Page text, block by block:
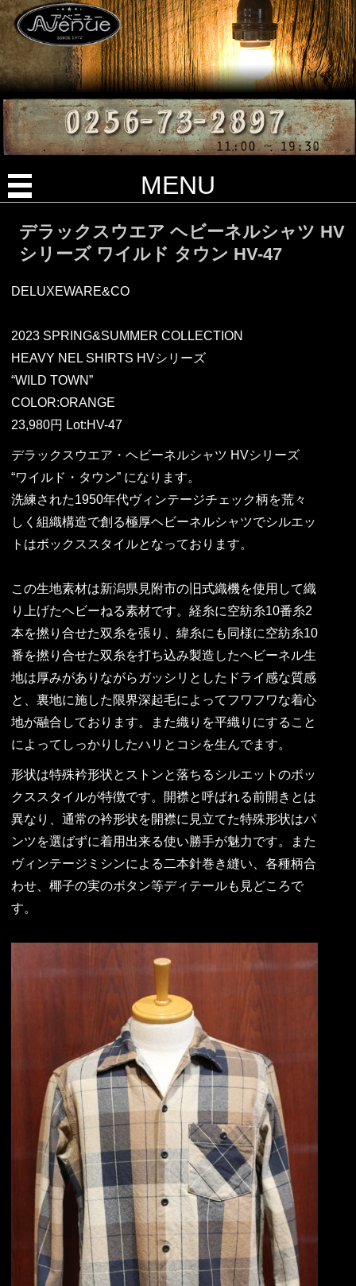
MENU
デラックスウエア ヘビーネルシャツ HV
シリーズ ワイルド タウン HV-47
DELUXEWARE&CO
2023 SPRING&SUMMER COLLECTION
HEAVY NEL SHIRTS HVシリーズ
“WILD TOWN”
COLOR:ORANGE
23,980円 Lot:HV-47
デラックスウエア・ヘビーネルシャツ HVシリーズ
“ワイルド・タウン” になります。
洗練された1950年代ヴィンテージチェック柄を荒々
しく組織構造で創る極厚ヘビーネルシャツでシルエッ
トはボックススタイルとなっております。
この生地素材は新潟県見附市の旧式織機を使用して織
り上げたヘビーねる素材です。経糸に空紡糸10番糸2
本を撚り合せた双糸を張り、緯糸にも同様に空紡糸10
番を撚り合せた双糸を打ち込み製造したヘビーネル生
地は厚みがありながらガッシリとしたドライ感な質感
と、裏地に施した限界深起毛によってフワフワな着心
地が融合しております。また織りを平織りにすること
によってしっかりしたハリとコシを生んでます。
形状は特殊衿形状とストンと落ちるシルエットのボッ
クススタイルが特徴です。開襟と呼ばれる前開きとは
異なり、通常の衿形状を開襟に見立てた特殊形状はパ
ンツを選ばずに着用出来る使い勝手が魅力です。また
ヴィンテージミシンによる二本針巻き縫い、各種柄合
わせ、椰子の実のボタン等ディテールも見どころで
す。